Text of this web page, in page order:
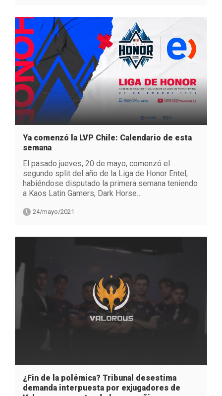
Ya comenzó la LVP Chile: Calendario de esta
semana
El pasado jueves, 20 de mayo, comenzó el
segundo split del año de la Liga de Honor Entel,
habiéndose disputado la primera semana teniendo
a Kaos Latin Gamers, Dark Horse…
24/mayo/2021
¿Fin de la polémica? Tribunal desestima
demanda interpuesta por exjugadores de